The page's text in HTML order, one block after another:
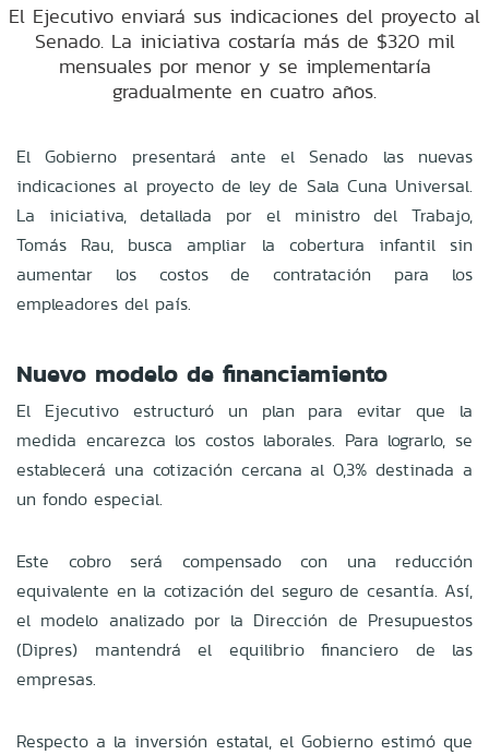
El Ejecutivo enviará sus indicaciones del proyecto al
Senado. La iniciativa costaría más de $320 mil
mensuales por menor y se implementaría
gradualmente en cuatro años.
El Gobierno presentará ante el Senado las nuevas
indicaciones al proyecto de ley de Sala Cuna Universal.
La iniciativa, detallada por el ministro del Trabajo,
Tomás Rau, busca ampliar la cobertura infantil sin
aumentar los costos de contratación para los
empleadores del país.
Nuevo modelo de financiamiento
El Ejecutivo estructuró un plan para evitar que la
medida encarezca los costos laborales. Para lograrlo, se
establecerá una cotización cercana al 0,3% destinada a
un fondo especial.
Este cobro será compensado con una reducción
equivalente en la cotización del seguro de cesantía. Así,
el modelo analizado por la Dirección de Presupuestos
(Dipres) mantendrá el equilibrio financiero de las
empresas.
Respecto a la inversión estatal, el Gobierno estimó que